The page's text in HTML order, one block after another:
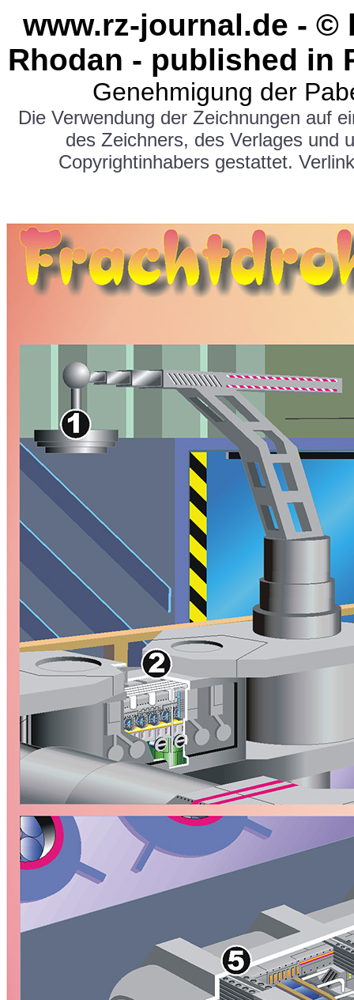
www.rz-journal.de - ©
Rhodan - published in
Genehmigung der
Die Verwendung der Zeichnungen auf
des Zeichners, des Verlages und
Copyrightinhabers gestattet.